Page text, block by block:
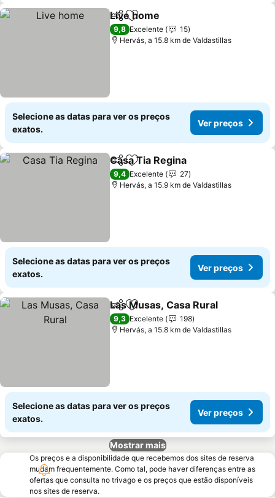
PartilharAdicionar aos favoritos
Live home
9,8 Excelente
15
Hervás, a 15.8 km de Valdastillas
Selecione as datas para ver os preços
exatos.
Ver preços
PartilharAdicionar aos favoritos
Casa Tia Regina
9,4 Excelente
27
Hervás, a 15.9 km de Valdastillas
Selecione as datas para ver os preços
exatos.
Ver preços
PartilharAdicionar aos favoritos
Las Musas, Casa Rural
9,3 Excelente
198
Hervás, a 15.8 km de Valdastillas
Selecione as datas para ver os preços
exatos.
Ver preços
Mostrar mais
Os preços e a disponibilidade que recebemos dos sites de reserva
mudam frequentemente. Como tal, pode haver diferenças entre as
ofertas que consulta no trivago e os preços que estão disponíveis
nos sites de reserva.